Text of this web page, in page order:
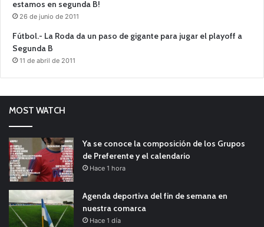
estamos en segunda B!
26 de junio de 2011
Fútbol.- La Roda da un paso de gigante para jugar el playoff a
Segunda B
11 de abril de 2011
MOST WATCH
Ya se conoce la composición de los Grupos
de Preferente y el calendario
Hace 1 hora
Agenda deportiva del fin de semana en
nuestra comarca
Hace 1 día